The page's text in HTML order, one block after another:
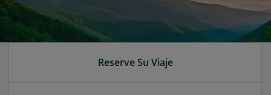
Reserve Su Viaje